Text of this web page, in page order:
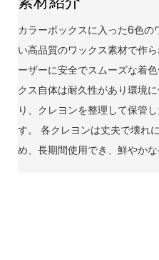
カラーボックスに入った6色
い高品質のワックス素材で作
ーザーに安全でスムーズな着
クス自体は耐久性があり環境
り、クレヨンを整理して保管
す。 各クレヨンは丈夫で壊れ
め、長期間使用でき、鮮やかな